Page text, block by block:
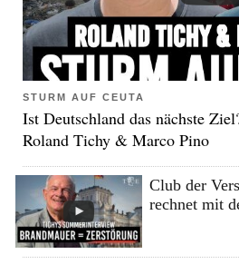
STURM AUF CEUTA
Ist Deutschland das nächste
Roland Tichy & Marco Pino
Club der
rechnet mit